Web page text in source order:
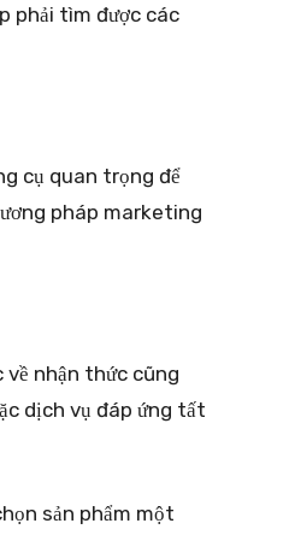
phải tìm được các
cụ quan trọng để
pháp marketing
về nhận thức cũng
dịch vụ đáp ứng tất
sản phẩm một